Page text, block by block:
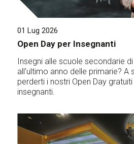
01 Lug 2026
Open Day per Insegnanti
Insegni alle scuole secondarie
all'ultimo anno delle primarie? A
perderti i nostri Open Day
insegnanti.